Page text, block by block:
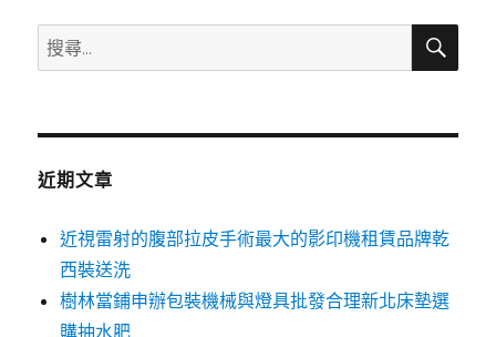
搜
尋
鍵
搜
近期文章
近視雷射的腹部拉皮手術最大的影印機租賃品牌乾
西裝送洗
樹林當鋪申辦包裝機械與燈具批發合理新北床墊選
購抽水肥